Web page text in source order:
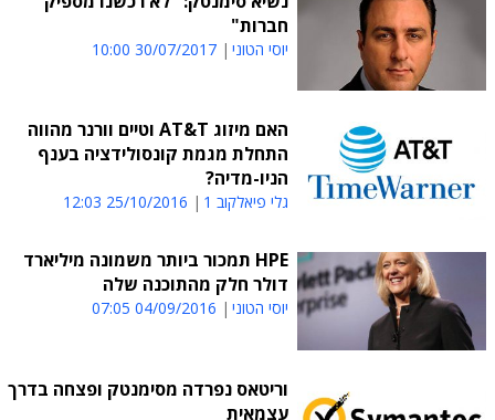
חברות"
יוסי הטוני 30/07/2017 10:00
האם מיזוג AT&T וטיים וורנר מהווה
התחלת מגמת קונסולידציה בענף
הניו-מדיה?
גלי פיאלקוב 1 25/10/2016 12:03
HPE תמכור ביותר משמונה מיליארד
דולר חלק מהתוכנה שלה
יוסי הטוני 04/09/2016 07:05
וריטאס נפרדה מסימנטק ופצחה בדרך
עצמאית